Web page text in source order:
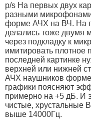
p/s На первых двух
разными
форме АЧХ на ВЧ. На
делались тоже двумя
через подкладку к
имитировать плотное
последней картинке
верхней или нижней
АЧХ наушников
графики поясняют
примерно на +5 дБ. И
чистые, хрустальные
выше 14000Гц.